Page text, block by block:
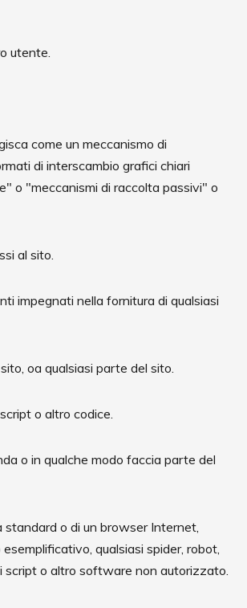
utente.
come un meccanismo di
di interscambio grafici chiari
o "meccanismi di raccolta passivi" o
al sito.
impegnati nella fornitura di qualsiasi
oa qualsiasi parte del sito.
o altro codice.
o in qualche modo faccia parte del
o di un browser Internet,
qualsiasi spider, robot,
script o altro software non autorizzato.